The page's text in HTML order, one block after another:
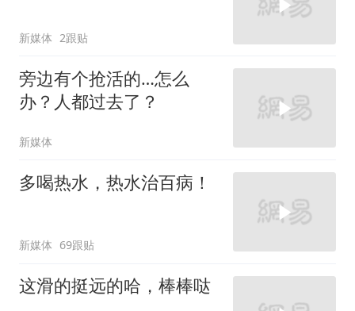
新媒体 2跟贴
旁边有个抢活的…怎么
办？人都过去了？
新媒体
多喝热水，热水治百病！
新媒体 69跟贴
这滑的挺远的哈，棒棒哒